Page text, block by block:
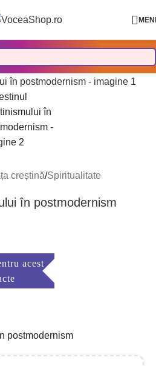
creștină/Spiritualitate
în postmodernism
acest
postmodernism